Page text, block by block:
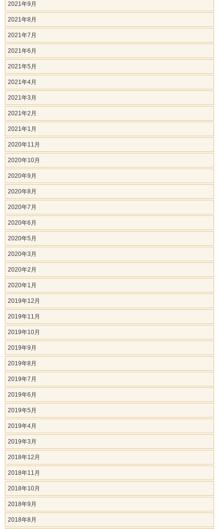
2021年9月
2021年8月
2021年7月
2021年6月
2021年5月
2021年4月
2021年3月
2021年2月
2021年1月
2020年11月
2020年10月
2020年9月
2020年8月
2020年7月
2020年6月
2020年5月
2020年3月
2020年2月
2020年1月
2019年12月
2019年11月
2019年10月
2019年9月
2019年8月
2019年7月
2019年6月
2019年5月
2019年4月
2019年3月
2018年12月
2018年11月
2018年10月
2018年9月
2018年8月